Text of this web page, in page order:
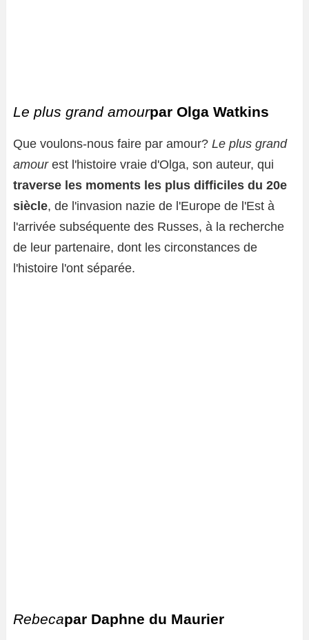
Le plus grand amourpar Olga Watkins
Que voulons-nous faire par amour? Le plus grand
amourest l'histoire vraie d'Olga, son auteur, qui
traverse les moments les plus difficiles du 20e
siècle, de l'invasion nazie de l'Europe de l'Est à
l'arrivée subséquente des Russes, à la recherche
de leur partenaire, dont les circonstances de
l'histoire l'ont séparée.
Rebecapar Daphne du Maurier